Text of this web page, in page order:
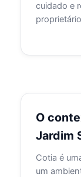
cuidado e
O
Jardim
Cotia é
um